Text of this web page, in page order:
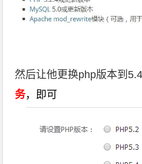
然后让他更换php版本到
务， 即可